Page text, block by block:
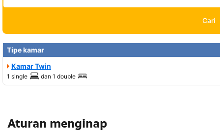
Cari
Tipe kamar
Kamar Twin
1 single dan 1 double
Aturan menginap